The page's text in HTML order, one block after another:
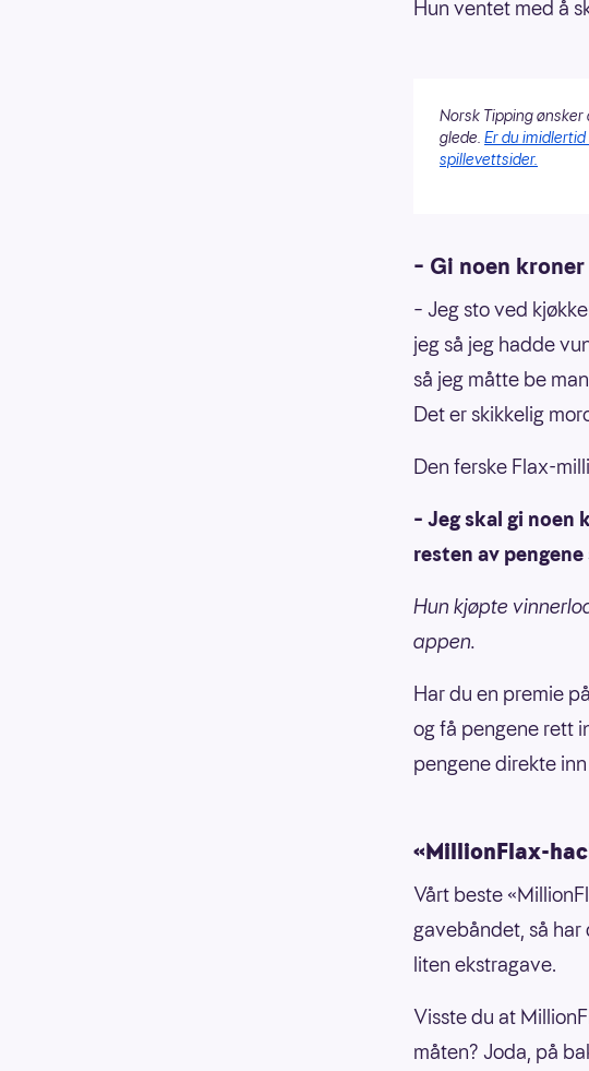
Hun ventet med å
Norsk Tipping
glede. Er du
spillevettsider.
– Gi noen
– Jeg sto ved
jeg så jeg hadde
så jeg måtte be
Det er skikkelig
Den ferske Flax-
– Jeg skal gi noen
resten av
Hun kjøpte
appen.
Har du en premie
og få pengene rett
pengene direkte
«MillionFlax-
Vårt beste
gavebåndet, så
liten ekstragave.
Visste du at
måten? Joda, på